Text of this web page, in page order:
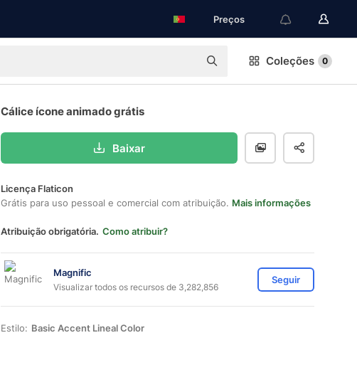
Preços
Coleções 0
Cálice ícone animado grátis
Baixar
Licença Flaticon
Grátis para uso pessoal e comercial com atribuição. Mais informações
Atribuição obrigatória. Como atribuir?
Magnific
Visualizar todos os recursos de 3,282,856
Seguir
Estilo: Basic Accent Lineal Color